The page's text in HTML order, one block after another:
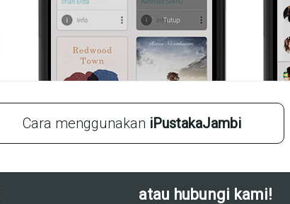
Cara menggunakan iPustakaJambi
atau hubungi kami!